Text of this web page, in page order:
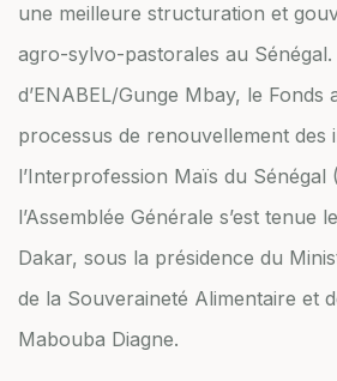
une meilleure structuration et
agro-sylvo-pastorales au
d’ENABEL/Gunge Mbay, le Fonds
processus de renouvellement des
l’Interprofession Maïs du Sénégal
l’Assemblée Générale s’est tenue
Dakar, sous la présidence du
de la Souveraineté Alimentaire et
Mabouba Diagne.